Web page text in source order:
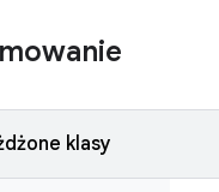
klasy